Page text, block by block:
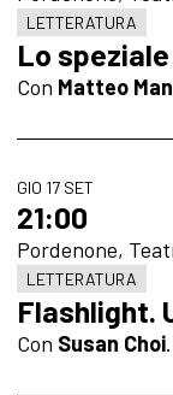
LETTERATURA
Lo
Con Matteo
GIO 17 SET
21:00
Pordenone,
LETTERATURA
Flashlight.
Con Susan Choi.